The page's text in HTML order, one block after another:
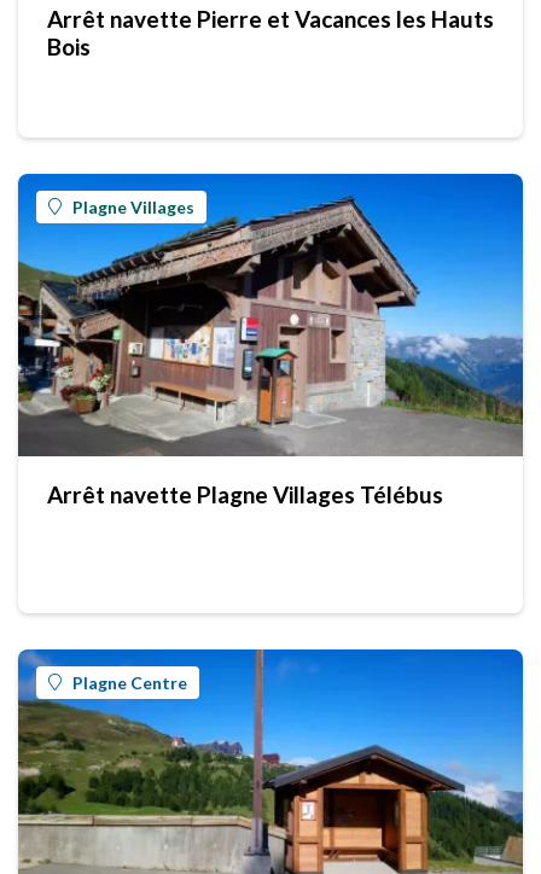
Arrêt navette Pierre et Vacances les Hauts
Bois
Plagne Villages
Arrêt navette Plagne Villages Télébus
Plagne Centre